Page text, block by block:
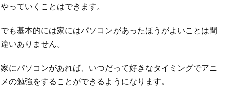
やっていくことはできます。
でも基本的には家にはパソコンがあったほうがよいことは間
違いありません。
家にパソコンがあれば、いつだって好きなタイミングでアニ
メの勉強をすることができるようになります。